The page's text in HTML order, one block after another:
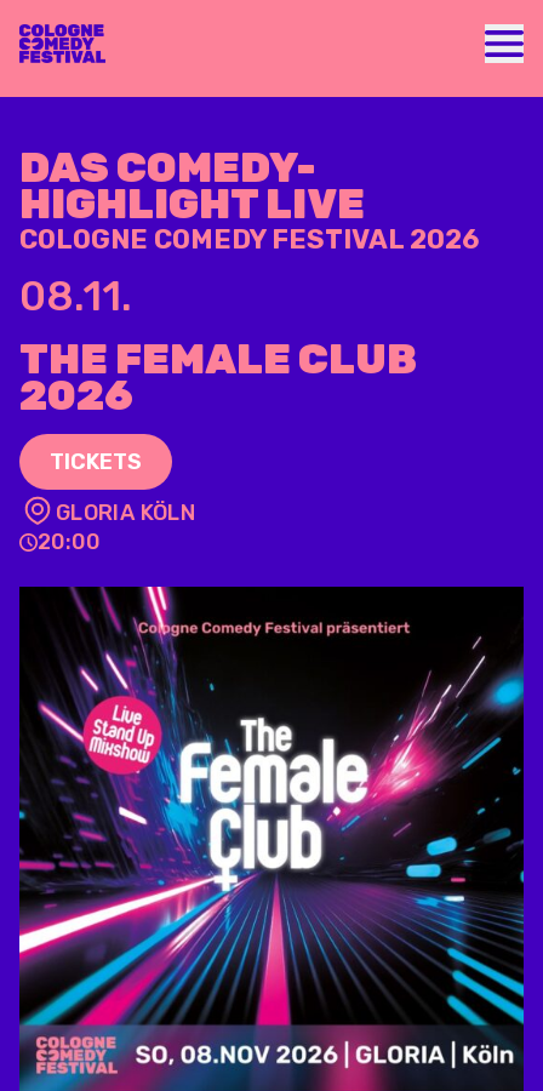
DAS COMEDY-
HIGHLIGHT LIVE
COLOGNE COMEDY FESTIVAL 2026
08.11.
THE FEMALE CLUB
2026
TICKETS
GLORIA KÖLN
20:00